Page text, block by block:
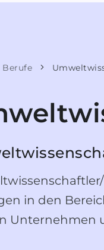
Berufe
in den
Unternehmen